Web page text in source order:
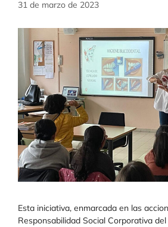
31 de marzo de 2023
Esta iniciativa, enmarcada en las
Responsabilidad Social Corporativa